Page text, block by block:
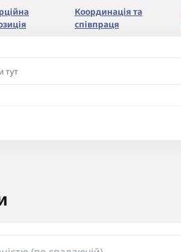
Координація та
співпраця